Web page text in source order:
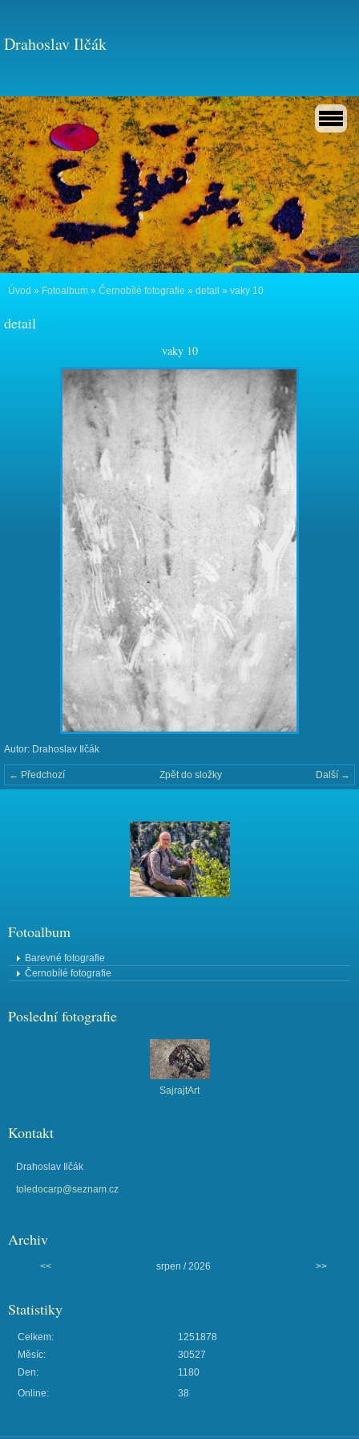
Drahoslav Ilčák
Úvod » Fotoalbum » Černobílé fotografie » detail » vaky 10
detail
vaky 10
Autor: Drahoslav Ilčák
← Předchozí Další →
Zpět do složky
Fotoalbum
Barevné fotografie
Černobílé fotografie
Poslední fotografie
SajrajtArt
Kontakt
Drahoslav Ilčák
toledocarp@seznam.cz
Archiv
<< srpen / 2026 >>
Statistiky
Online: 38
Celkem:
1251878
Měsíc:
30527
Den:
1180